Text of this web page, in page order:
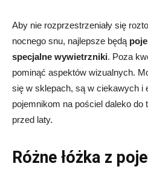
Aby nie rozprzestrzeniały się
nocnego snu, najlepsze będą
specjalne wywietrzniki. Poza
pominąć aspektów wizualnych.
się w sklepach, są w ciekawych i
pojemnikom na pościel daleko do
przed laty.
Różne łóżka z